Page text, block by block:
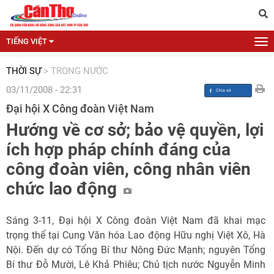
TIẾNG VIỆT
THỜI SỰ > TRONG NƯỚC
03/11/2008 - 22:31
Đại hội X Công đoàn Việt Nam
Hướng về cơ sở; bảo vệ quyền, lợi
ích hợp pháp chính đáng của
công đoàn viên, công nhân viên
chức lao động
Sáng 3-11, Đại hội X Công đoàn Việt Nam đã khai mạc
trọng thể tại Cung Văn hóa Lao động Hữu nghị Việt Xô, Hà
Nội. Đến dự có Tổng Bí thư Nông Đức Mạnh; nguyên Tổng
Bí thư Đỗ Mười, Lê Khả Phiêu; Chủ tịch nước Nguyễn Minh